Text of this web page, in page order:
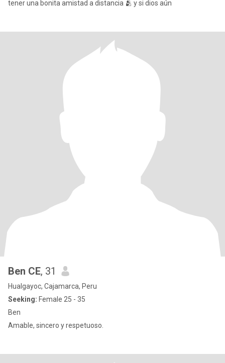
tener una bonita amistad a distancia 🫂 y si dios aún
Ben CE, 31
Hualgayoc, Cajamarca, Peru
Seeking: Female 25 - 35
Ben
Amable, sincero y respetuoso.